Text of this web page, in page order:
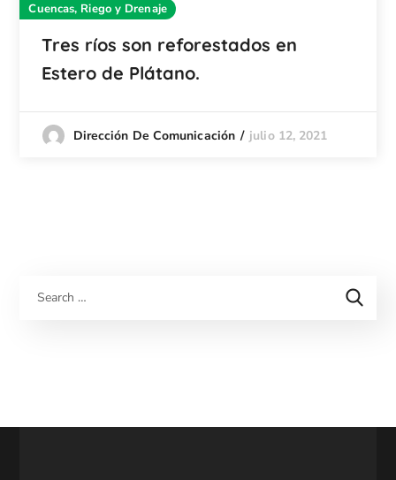
Cuencas, Riego y Drenaje
Tres ríos son reforestados en
Estero de Plátano.
Dirección De Comunicación julio 12, 2021